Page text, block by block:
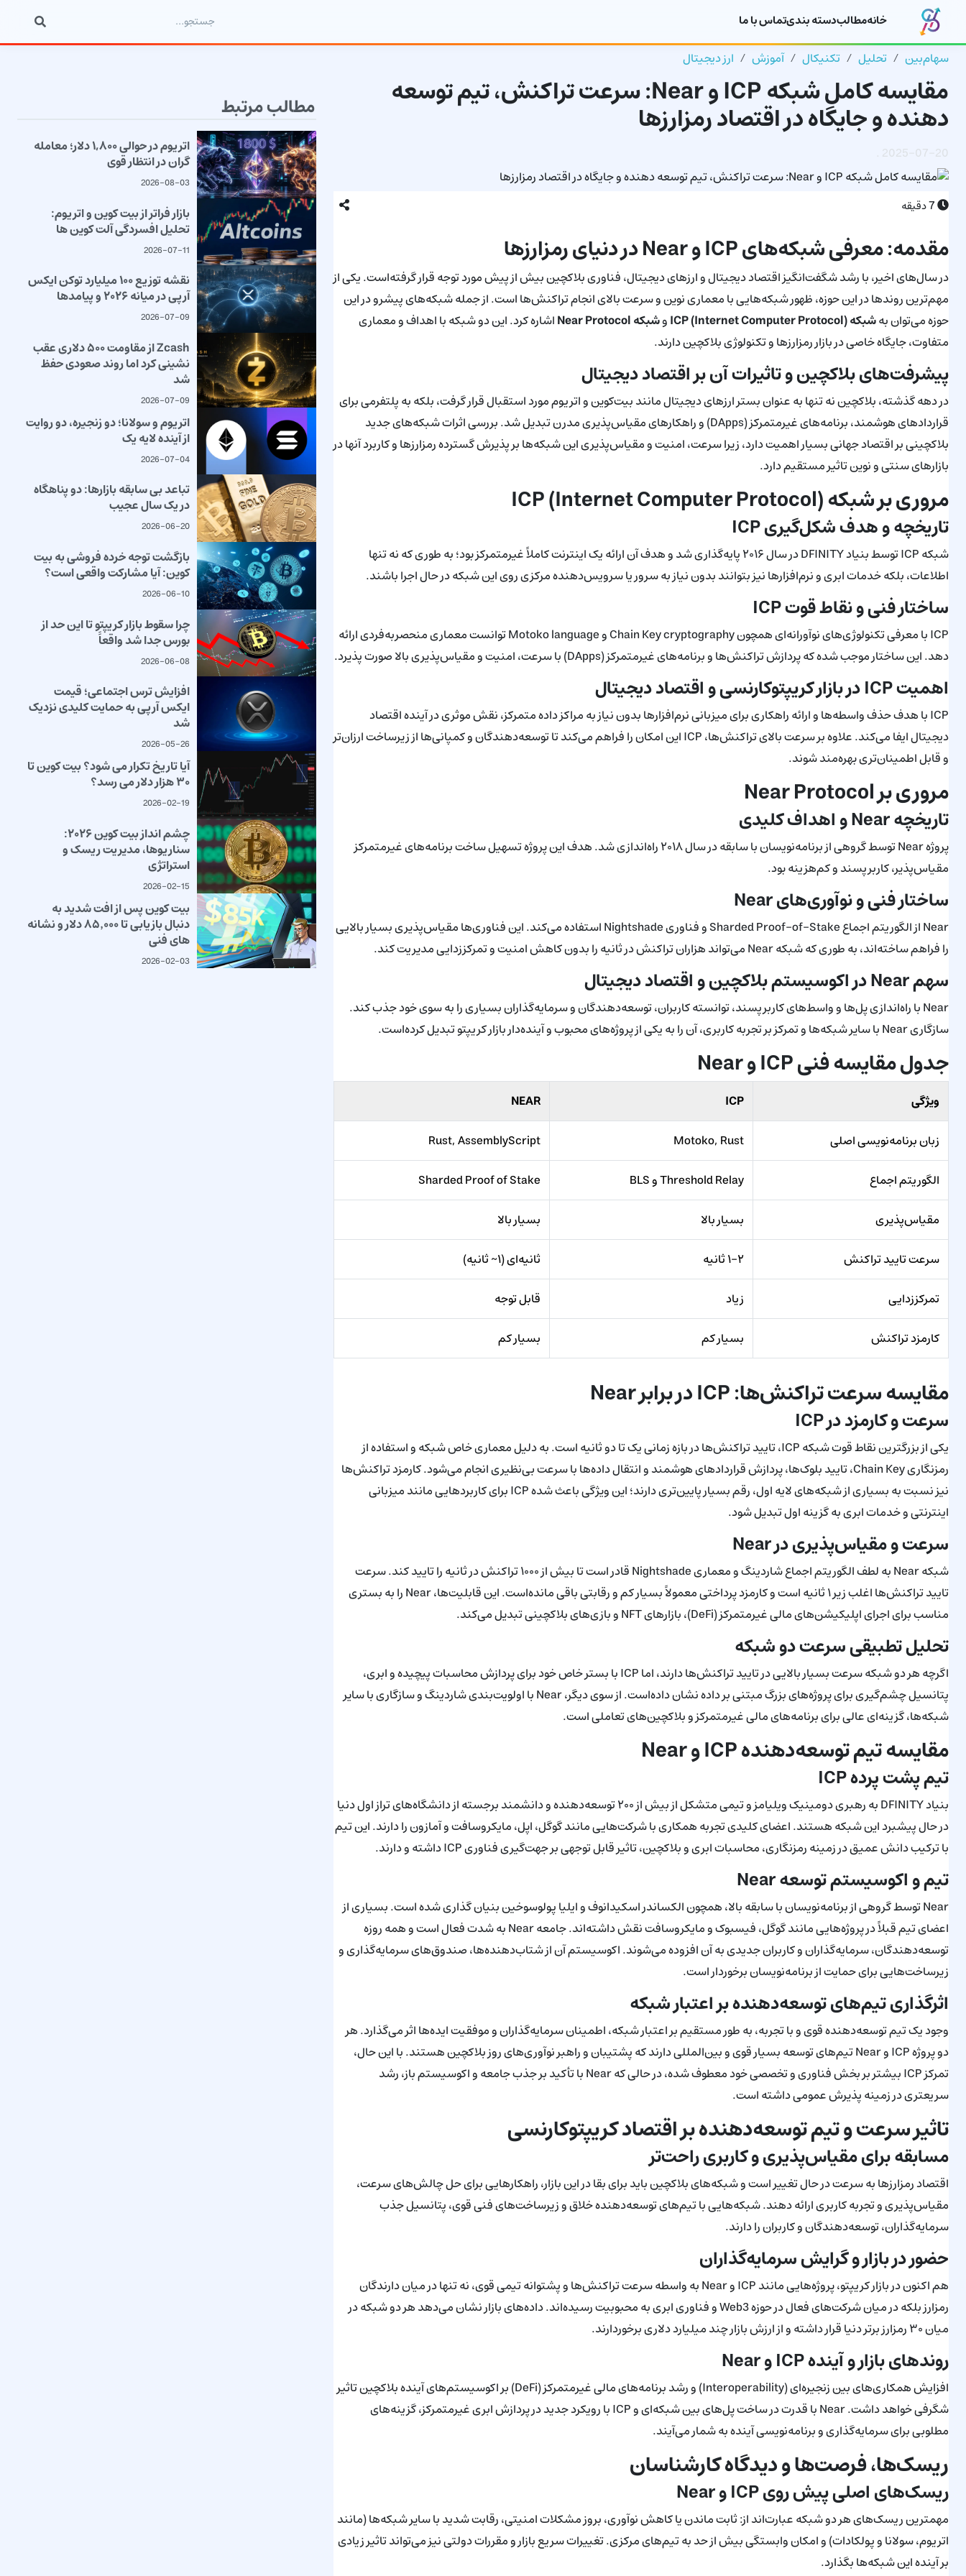
خانهمطالبدسته بندیتماس با ما
سهام‌بین تحلیل تکنیکال آموزش ارز دیجیتال
مقایسه کامل شبکه ICP و Near: سرعت تراکنش، تیم توسعه
دهنده و جایگاه در اقتصاد رمزارزها
2025-07-20
.
7دقیقه
مقدمه: معرفی شبکه‌های ICP و Near در دنیای رمزارزها
در سال‌های اخیر، با رشد شگفت‌انگیز اقتصاد دیجیتال و ارزهای دیجیتال، فناوری بلاکچین بیش از پیش مورد توجه قرار گرفته‌است. یکی از
مهم‌ترین روندها در این حوزه، ظهور شبکه‌هایی با معماری نوین و سرعت بالای انجام تراکنش‌ها است. از جمله شبکه‌های پیشرو در این
حوزه می‌توان بهشبکه ICP (Internet Computer Protocol) وشبکه Near Protocol
اشاره کرد. این دو شبکه با اهداف و معماری
متفاوت، جایگاه خاصی در بازار رمزارزها و تکنولوژی بلاکچین دارند.
پیشرفت‌های بلاکچین و تاثیرات آن بر اقتصاد دیجیتال
در دهه گذشته، بلاکچین نه تنها به عنوان بستر ارزهای دیجیتال مانند بیت‌کوین و اتریوم مورد استقبال قرار گرفت، بلکه به پلتفرمی برای
قراردادهای هوشمند، برنامه‌های غیرمتمرکز (DApps) و راهکارهای مقیاس‌پذیری مدرن تبدیل شد. بررسی اثرات شبکه‌های جدید
بلاکچینی بر اقتصاد جهانی بسیار اهمیت دارد، زیرا سرعت، امنیت و مقیاس‌پذیری این شبکه‌ها بر پذیرش گسترده رمزارزها و کاربرد آنها در
بازارهای سنتی و نوین تاثیر مستقیم دارد.
مروری بر شبکه ICP (Internet Computer Protocol)
تاریخچه و هدف شکل‌گیری ICP
شبکه ICP توسط بنیاد DFINITY در سال ۲۰۱۶ پایه‌گذاری شد و هدف آن ارائه یک اینترنت کاملاً غیرمتمرکز بود؛ به طوری که نه تنها
اطلاعات، بلکه خدمات ابری و نرم‌افزارها نیز بتوانند بدون نیاز به سرور یا سرویس‌دهنده مرکزی روی این شبکه در حال اجرا باشند.
ساختار فنی و نقاط قوت ICP
ICP با معرفی تکنولوژی‌های نوآورانه‌ای همچون Chain Key cryptography و Motoko language توانست معماری منحصربه‌فردی ارائه
دهد. این ساختار موجب شده که پردازش تراکنش‌ها و برنامه‌های غیرمتمرکز (DApps) با سرعت، امنیت و مقیاس‌پذیری بالا صورت پذیرد.
اهمیت ICP در بازار کریپتوکارنسی و اقتصاد دیجیتال
ICP با هدف حذف واسطه‌ها و ارائه راهکاری برای میزبانی نرم‌افزارها بدون نیاز به مراکز داده متمرکز، نقش موثری در آینده اقتصاد
دیجیتال ایفا می‌کند. علاوه بر سرعت بالای تراکنش‌ها، ICP این امکان را فراهم می‌کند تا توسعه‌دهندگان و کمپانی‌ها از زیرساخت ارزان‌تر
و قابل اطمینان‌تری بهره‌مند شوند.
مروری بر Near Protocol
تاریخچه Near و اهداف کلیدی
پروژه Near توسط گروهی از برنامه‌نویسان با سابقه در سال ۲۰۱۸ راه‌اندازی شد. هدف این پروژه تسهیل ساخت برنامه‌های غیرمتمرکز
مقیاس‌پذیر، کاربرپسند و کم‌هزینه بود.
ساختار فنی و نوآوری‌های Near
Near از الگوریتم اجماع Sharded Proof-of-Stake و فناوری Nightshade استفاده می‌کند. این فناوری‌ها مقیاس‌پذیری بسیار بالایی
را فراهم ساخته‌اند، به طوری که شبکه Near می‌تواند هزاران تراکنش در ثانیه را بدون کاهش امنیت و تمرکززدایی مدیریت کند.
سهم Near در اکوسیستم بلاکچین و اقتصاد دیجیتال
Near با راه‌اندازی پل‌ها و واسط‌های کاربرپسند، توانسته کاربران، توسعه‌دهندگان و سرمایه‌گذاران بسیاری را به سوی خود جذب کند.
سازگاری Near با سایر شبکه‌ها و تمرکز بر تجربه کاربری، آن را به یکی از پروژه‌های محبوب و آینده‌دار بازار کریپتو تبدیل کرده‌است.
جدول مقایسه فنی ICP و Near
ویژگی ICP
NEAR
زبان برنامه‌نویسی اصلی
Motoko, Rust
Rust, AssemblyScript
الگوریتم اجماع
Threshold Relay و BLS
Sharded Proof of Stake
مقیاس‌پذیری
بسیار بالا
بسیار بالا
سرعت تایید تراکنش
۱-۲ ثانیه
ثانیه‌ای (۱~ ثانیه)
تمرکززدایی
زیاد
قابل توجه
کارمزد تراکنش
بسیار کم بسیار کم
مقایسه سرعت تراکنش‌ها: ICP در برابر Near
سرعت و کارمزد در ICP
یکی از بزرگترین نقاط قوت شبکه ICP، تایید تراکنش‌ها در بازه زمانی یک تا دو ثانیه است. به دلیل معماری خاص شبکه و استفاده از
رمزنگاری Chain Key، تایید بلوک‌ها، پردازش قراردادهای هوشمند و انتقال داده‌ها با سرعت بی‌نظیری انجام می‌شود. کارمزد تراکنش‌ها
نیز نسبت به بسیاری از شبکه‌های لایه اول، رقم بسیار پایین‌تری دارند؛ این ویژگی باعث شده ICP برای کاربردهایی مانند میزبانی
اینترنتی و خدمات ابری به گزینه اول تبدیل شود.
سرعت و مقیاس‌پذیری در Near
شبکه Near به لطف الگوریتم اجماع شاردینگ و معماری Nightshade قادر است تا بیش از ۱۰۰۰ تراکنش در ثانیه را تایید کند. سرعت
تایید تراکنش‌ها اغلب زیر ۱ ثانیه است و کارمزد پرداختی معمولاً بسیار کم و رقابتی باقی مانده‌است. این قابلیت‌ها، Near را به بستری
مناسب برای اجرای اپلیکیشن‌های مالی غیرمتمرکز (DeFi)، بازارهای NFT و بازی‌های بلاکچینی تبدیل می‌کند.
تحلیل تطبیقی سرعت دو شبکه
اگرچه هر دو شبکه سرعت بسیار بالایی در تایید تراکنش‌ها دارند، اما ICP با بستر خاص خود برای پردازش محاسبات پیچیده و ابری،
پتانسیل چشم‌گیری برای پروژه‌های بزرگ مبتنی بر داده نشان داده‌است. از سوی دیگر، Near با اولویت‌بندی شاردینگ و سازگاری با سایر
شبکه‌ها، گزینه‌ای عالی برای برنامه‌های مالی غیرمتمرکز و بلاکچین‌های تعاملی است.
مقایسه تیم توسعه‌دهنده ICP و Near
تیم پشت پرده ICP
بنیاد DFINITY به رهبری دومینیک ویلیامز و تیمی متشکل از بیش از ۲۰۰ توسعه‌دهنده و دانشمند برجسته از دانشگاه‌های تراز اول دنیا
در حال پیشبرد این شبکه هستند. اعضای کلیدی تجربه همکاری با شرکت‌هایی مانند گوگل، اپل، مایکروسافت و آمازون را دارند. این تیم
با ترکیب دانش عمیق در زمینه رمزنگاری، محاسبات ابری و بلاکچین، تاثیر قابل توجهی بر جهت‌گیری فناوری ICP داشته و دارند.
تیم و اکوسیستم توسعه Near
Near توسط گروهی از برنامه‌نویسان با سابقه بالا، همچون الکساندر اسکیدانوف و ایلیا پولوسوخین بنیان گذاری شده است. بسیاری از
اعضای تیم قبلاً در پروژه‌هایی مانند گوگل، فیسبوک و مایکروسافت نقش داشته‌اند. جامعه Near به شدت فعال است و همه روزه
توسعه‌دهندگان، سرمایه‌گذاران و کاربران جدیدی به آن افزوده می‌شوند. اکوسیستم آن از شتاب‌دهنده‌ها، صندوق‌های سرمایه‌گذاری و
زیرساخت‌هایی برای حمایت از برنامه‌نویسان برخوردار است.
اثرگذاری تیم‌های توسعه‌دهنده بر اعتبار شبکه
وجود یک تیم توسعه‌دهنده قوی و با تجربه، به طور مستقیم بر اعتبار شبکه، اطمینان سرمایه‌گذاران و موفقیت ایده‌ها اثر می‌گذارد. هر
دو پروژه ICP و Near تیم‌های توسعه بسیار قوی و بین‌المللی دارند که پشتیبان و راهبر نوآوری‌های روز بلاکچین هستند. با این حال،
تمرکز ICP بیشتر بر بخش فناوری و تخصصی خود معطوف شده، در حالی که Near با تأکید بر جذب جامعه و اکوسیستم باز، رشد
سریعتری در زمینه پذیرش عمومی داشته است.
تاثیر سرعت و تیم توسعه‌دهنده بر اقتصاد کریپتوکارنسی
مسابقه برای مقیاس‌پذیری و کاربری راحت‌تر
اقتصاد رمزارزها به سرعت در حال تغییر است و شبکه‌های بلاکچین باید برای بقا در این بازار، راهکارهایی برای حل چالش‌های سرعت،
مقیاس‌پذیری و تجربه کاربری ارائه دهند. شبکه‌هایی با تیم‌های توسعه‌دهنده خلاق و زیرساخت‌های فنی قوی، پتانسیل جذب
سرمایه‌گذاران، توسعه‌دهندگان و کاربران را دارند.
حضور در بازار و گرایش سرمایه‌گذاران
هم اکنون در بازار کریپتو، پروژه‌هایی مانند ICP و Near به واسطه سرعت تراکنش‌ها و پشتوانه تیمی قوی، نه تنها در میان دارندگان
رمزارز بلکه در میان شرکت‌های فعال در حوزه Web3 و فناوری ابری به محبوبیت رسیده‌اند. داده‌های بازار نشان می‌دهد هر دو شبکه در
میان ۳۰ رمزارز برتر دنیا قرار داشته و از ارزش بازار چند میلیارد دلاری برخوردارند.
روندهای بازار و آینده ICP و Near
افزایش همکاری‌های بین زنجیره‌ای (Interoperability) و رشد برنامه‌های مالی غیرمتمرکز (DeFi) بر اکوسیستم‌های آینده بلاکچین تاثیر
شگرفی خواهد داشت. Near با قدرت در ساخت پل‌های بین شبکه‌ای و ICP با رویکرد جدید در پردازش ابری غیرمتمرکز، گزینه‌های
مطلوبی برای سرمایه‌گذاری و برنامه‌نویسی آینده به شمار می‌آیند.
ریسک‌ها، فرصت‌ها و دیدگاه کارشناسان
ریسک‌های اصلی پیش روی ICP و Near
مهمترین ریسک‌های هر دو شبکه عبارت‌اند از: ثابت ماندن یا کاهش نوآوری، بروز مشکلات امنیتی، رقابت شدید با سایر شبکه‌ها (مانند
اتریوم، سولانا و پولکادات) و امکان وابستگی بیش از حد به تیم‌های مرکزی. تغییرات سریع بازار و مقررات دولتی نیز می‌تواند تاثیر زیادی
بر آینده این شبکه‌ها بگذارد.
مطالب مرتبط
اتریوم در حوالی ۱,۸۰۰ دلار؛ معامله
گران در انتظار قوی
2026-08-03
بازار فراتر از بیت کوین و اتریوم:
تحلیل افسردگی آلت کوین ها
2026-07-11
نقشه توزیع ۱۰۰ میلیارد توکن ایکس
آرپی در میانه ۲۰۲۶ و پیامدها
2026-07-09
Zcash از مقاومت ۵۰۰ دلاری عقب
نشینی کرد اما روند صعودی حفظ
شد
2026-07-09
اتریوم و سولانا؛ دو زنجیره، دو روایت
از آینده لایه یک
2026-07-04
تباعد بی سابقه بازارها: دو پناهگاه
در یک سال عجیب
2026-06-20
بازگشت توجه خرده فروشی به بیت
کوین: آیا مشارکت واقعی است؟
2026-06-10
چرا سقوط بازار کریپتو تا این حد از
بورس جدا شد واقعاً
2026-06-08
افزایش ترس اجتماعی؛ قیمت
ایکس آرپی به حمایت کلیدی نزدیک
شد
2026-05-26
آیا تاریخ تکرار می شود؟ بیت کوین تا
۳۰ هزار دلار می رسد؟
2026-02-19
چشم انداز بیت کوین ۲۰۲۶:
سناریوها، مدیریت ریسک و
استراتژی
2026-02-15
بیت کوین پس از افت شدید به
دنبال بازیابی تا ۸۵٬۰۰۰ دلار و نشانه
های فنی
2026-02-03